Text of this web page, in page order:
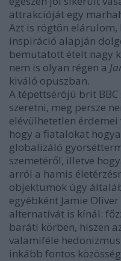
attrakcióját egy
Azt is rögtön
inspiráció alapján
bemutatott ételt nagy
nem is olyan régen a
kiváló opuszban.
A tépettsérójú brit
szeretni, meg persze
elévülhetetlen
hogy a fiatalokat
globalizáló
szemetéről, illetve
arról a hamis
objektumok úgy
egyébként Jamie
alternatívát is kínál:
baráti körben, hiszen
valamiféle
inkább fontos